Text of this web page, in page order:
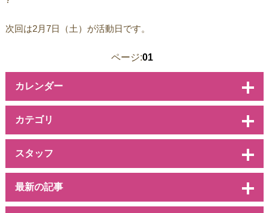
次回は2月7日（土）が活動日です。
ページ:01
カレンダー
カテゴリ
スタッフ
最新の記事